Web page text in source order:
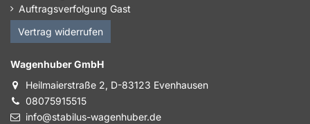
Auftragsverfolgung Gast
Vertrag widerrufen
Wagenhuber GmbH
Heilmaierstraße 2, D-83123 Evenhausen
08075915515
info@stabilus-wagenhuber.de